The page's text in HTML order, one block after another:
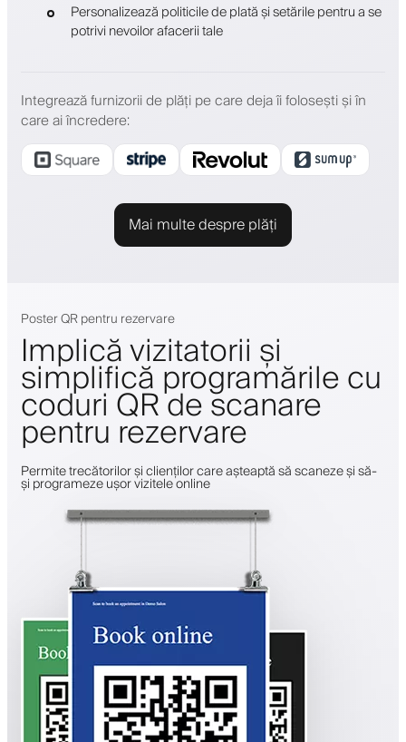
Personalizează politicile de plată și setările pentru a se
potrivi nevoilor afacerii tale
Integrează furnizorii de plăți pe care deja îi folosești și în
care ai încredere:
Mai multe despre plăți
Poster QR pentru rezervare
Implică vizitatorii și
simplifică programările cu
coduri QR de scanare
pentru rezervare
Permite trecătorilor și clienților care așteaptă să scaneze și să-
și programeze ușor vizitele online